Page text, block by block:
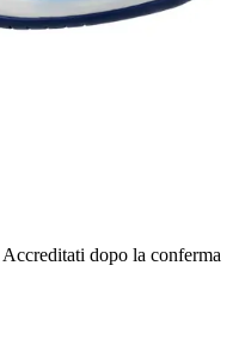
Accreditati dopo la conferma